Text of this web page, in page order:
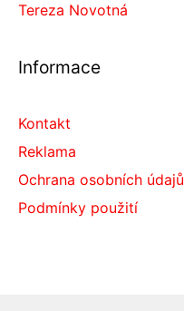
Tereza Novotná
Informace
Kontakt
Reklama
Ochrana osobních údajů
Podmínky použití